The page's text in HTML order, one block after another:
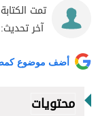
تمت
آخر تحديث:
أضف موضوع
محتويات